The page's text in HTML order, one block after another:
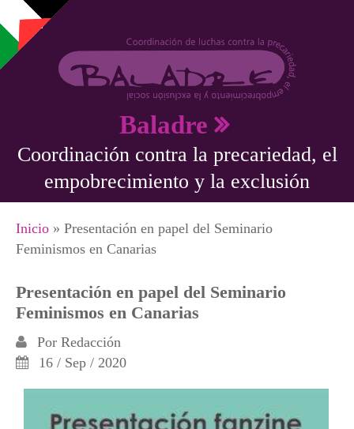
Pasar al contenido principal
Baladre
Coordinación contra la precariedad, el
empobrecimiento y la exclusión
Se encuentra usted aquí
Inicio » Presentación en papel del Seminario
Feminismos en Canarias
Presentación en papel del Seminario
Feminismos en Canarias
Por Redacción
16 / Sep / 2020